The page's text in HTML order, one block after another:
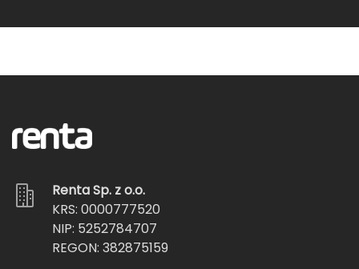
Renta Sp. z o.o.
KRS: 0000777520
NIP: 5252784707
REGON: 382875159